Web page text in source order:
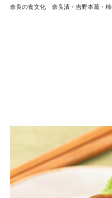
奈良の食文化 奈良漬・吉野本葛・